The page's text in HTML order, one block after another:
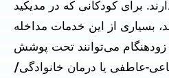
برای کودکانی که در مدیکید
بسیاری از این خدمات مداخله
زودهنگام می‌توانند تحت پوشش EPSDT قرار گیرند، مانند
عاطفی یا درمان خانوادگی/